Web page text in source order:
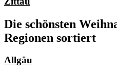
Die schönsten
Regionen sortiert
Allgäu